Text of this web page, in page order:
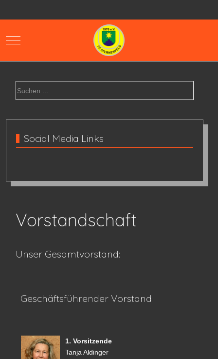
Mobile Menu Toggle
Social Media Links
Vorstandschaft
Unser Gesamtvorstand:
Geschäftsführender Vorstand
1. Vorsitzende
Tanja Aldinger